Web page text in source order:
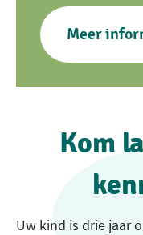
Meer
Kom
Uw kind is drie jaar